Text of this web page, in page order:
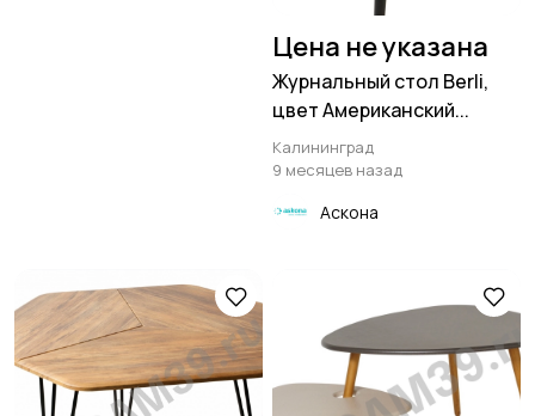
Цена не указана
Журнальный стол Berli,
цвет Американский...
Калининград
9 месяцев назад
Аскона